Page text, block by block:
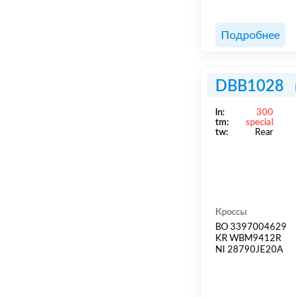
Подробнее
DBB1028
ln:
300
tm:
special
tw:
Rear
Кроссы
BO 3397004629
KR WBM9412R
NI 28790JE20A